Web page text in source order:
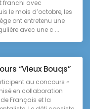
franchi avec
le mois d’octobre, les
ont entretenu une
avec une c ...
“Vieux Bouqs”
au concours «
en collaboration
Français et la